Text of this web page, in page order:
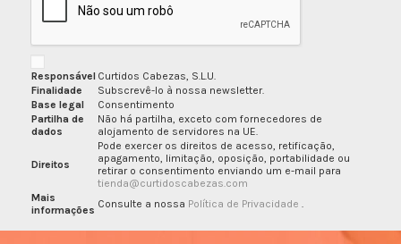
Responsável Curtidos Cabezas, S.L.U.
Finalidade
Subscrevê-lo à nossa newsletter.
Base legal
Consentimento
Partilha de
dados
Não há partilha, exceto com fornecedores de
alojamento de servidores na UE.
Direitos
Pode exercer os direitos de acesso, retificação,
apagamento, limitação, oposição, portabilidade ou
retirar o consentimento enviando um e-mail para
tienda@curtidoscabezas.com
Mais
informações Consulte a nossa Política de Privacidade